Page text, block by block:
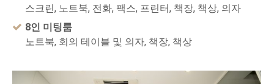
스크린, 노트북, 전화, 팩스, 프린터, 책장, 책상, 의자
8인 미팅룸
노트북, 회의 테이블 및 의자, 책장, 책상